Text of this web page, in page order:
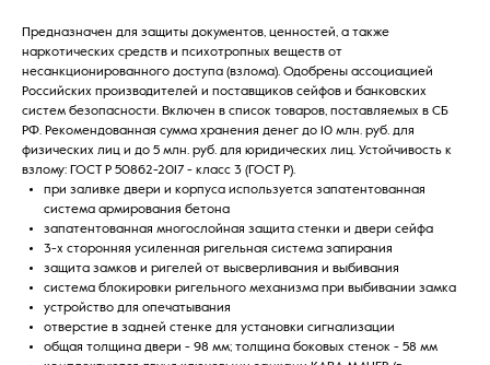
Предназначен для защиты документов, ценностей, а также
наркотических средств и психотропных веществ от
несанкционированного доступа (взлома). Одобрены ассоциацией
Российских производителей и поставщиков сейфов и банковских
систем безопасности. Включен в список товаров, поставляемых в СБ
РФ. Рекомендованная сумма хранения денег до 10 млн. руб. для
физических лиц и до 5 млн. руб. для юридических лиц. Устойчивость к
взлому: ГОСТ Р 50862-2017 - класс 3 (ГОСТ Р).
при заливке двери и корпуса используется запатентованная
система армирования бетона
запатентованная многослойная защита стенки и двери сейфа
3-х сторонняя усиленная ригельная система запирания
защита замков и ригелей от высверливания и выбивания
система блокировки ригельного механизма при выбивании замка
устройство для опечатывания
отверстие в задней стенке для установки сигнализации
общая толщина двери - 98 мм; толщина боковых стенок - 58 мм